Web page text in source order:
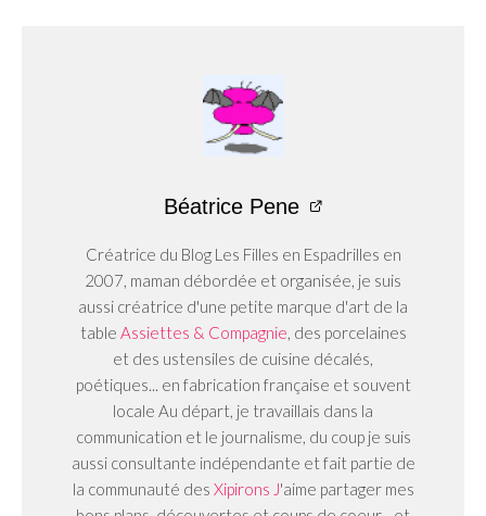
Béatrice Pene
Créatrice du Blog Les Filles en Espadrilles en
2007, maman débordée et organisée, je suis
aussi créatrice d'une petite marque d'art de la
table Assiettes & Compagnie, des porcelaines
et des ustensiles de cuisine décalés,
poétiques... en fabrication française et souvent
locale Au départ, je travaillais dans la
communication et le journalisme, du coup je suis
aussi consultante indépendante et fait partie de
la communauté des Xipirons J'aime partager mes